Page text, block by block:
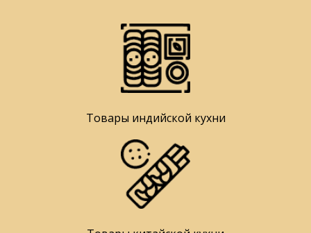
Товары индийской кухни